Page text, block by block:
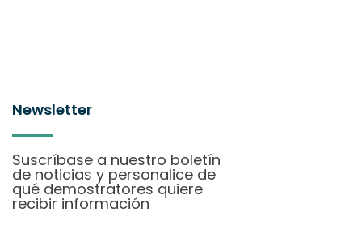
Newsletter
Suscríbase a nuestro boletín
de noticias y personalice de
qué demostratores quiere
recibir información